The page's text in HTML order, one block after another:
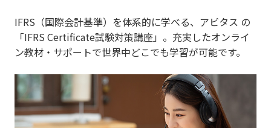
IFRS（国際会計基準）を体系的に学べる、アビタス の
「IFRS Certificate試験対策講座」。充実したオンライ
ン教材・サポートで世界中どこでも学習が可能です。